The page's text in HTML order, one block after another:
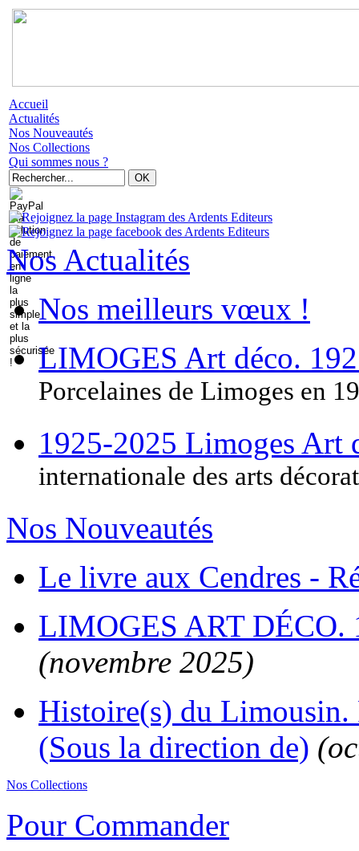
Accueil
Actualités
Nos Nouveautés
Nos Collections
Qui sommes nous ?
Nos Actualités
Nos meilleurs vœux !
LIMOGES Art déco.
Porcelaines de Limoges en
1925-2025 Limoges Art
internationale des arts
Nos Nouveautés
Le livre aux Cendres -
LIMOGES ART
(novembre 2025)
Histoire(s) du Limousin.
(Sous la direction de)
Nos Collections
Pour Commander